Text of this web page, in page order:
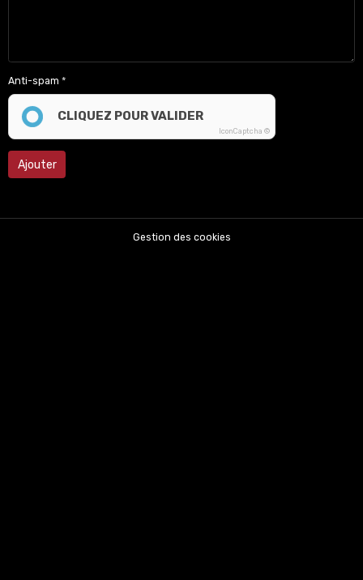
Anti-spam
CLIQUEZ POUR VALIDER
IconCaptcha ©
Ajouter
Gestion des cookies